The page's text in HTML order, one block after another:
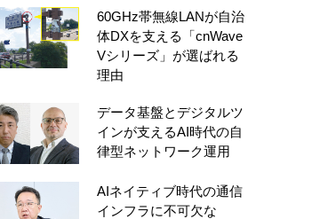
60GHz帯無線LANが自治
体DXを支える「cnWave
Vシリーズ」が選ばれる
理由
データ基盤とデジタルツ
インが支えるAI時代の自
律型ネットワーク運用
AIネイティブ時代の通信
インフラに不可欠な